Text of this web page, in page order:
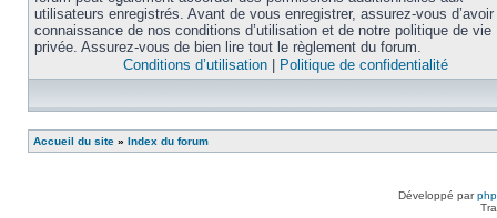
utilisateurs enregistrés. Avant de vous enregistrer, assurez-vous
connaissance de nos conditions d’utilisation et de notre politique de vie
privée. Assurez-vous de bien lire tout le règlement du forum.
Conditions d’utilisation
Politique de confidentialité
Accueil du site » Index du forum
Développé par